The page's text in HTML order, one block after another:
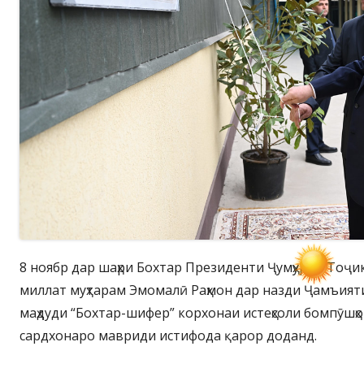
8 ноябр дар шаҳри Бохтар Президенти Ҷумҳурии
миллат муҳтарам Эмомалӣ Раҳмон дар назди
маҳдуди “Бохтар-шифер” корхонаи истеҳсоли
сардхонаро мавриди истифода қарор доданд.